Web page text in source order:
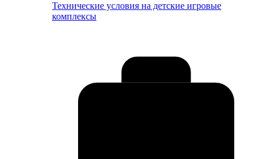
Технические условия на детские игровые
комплексы